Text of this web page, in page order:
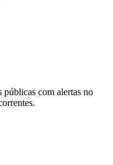
públicas com alertas no